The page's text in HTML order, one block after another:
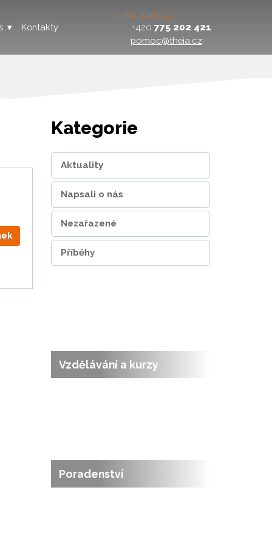
Kontakty
Linka pomoci
+420 775 202 421
pomoc@theia.cz
Kategorie
Aktuality
Napsali o nás
Nezařazené
Příběhy
Vzdělávání a kurzy
Poradenství